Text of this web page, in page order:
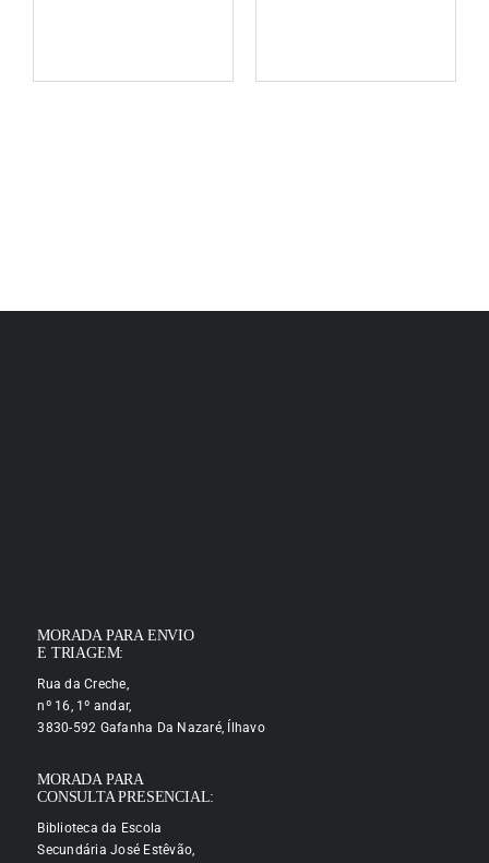
MORADA PARA ENVIO
E TRIAGEM:
Rua da Creche,
nº 16, 1º andar,
3830-592 Gafanha Da Nazaré, Ílhavo
MORADA PARA
CONSULTA PRESENCIAL:
Biblioteca da Escola
Secundária José Estêvão,